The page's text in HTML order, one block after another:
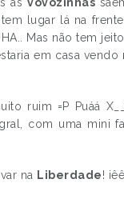
lugar lá na
Mas não tem
em casa vendo
ruim =P Puáá
com uma mini
na Liberdade!